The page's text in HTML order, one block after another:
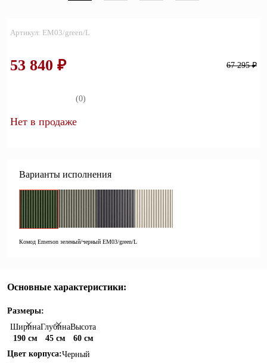
О нас
Дизайнерам и архитекторам
Артикул: EM03/green/L
67 295 ₽
53 840 ₽
(0)
Нет в продаже
Варианты исполнения
Комод Emerson зеленый/черный EM03/green/L
Основные характеристики:
Размеры:
Ширина
190 см
Глубина
45 см
Высота
60 см
Цвет корпуса:Черный